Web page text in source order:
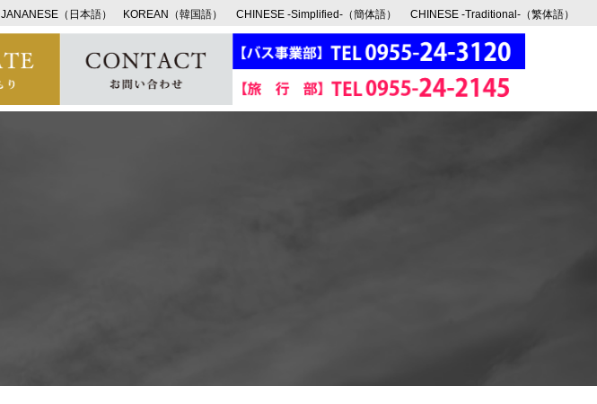
JANANESE（日本語） KOREAN（韓国語） CHINESE -Simplified-（簡体語） CHINESE -Traditional-（繁体語）